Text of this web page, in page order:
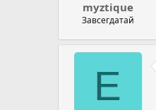
myztique
Завсегдатай
E